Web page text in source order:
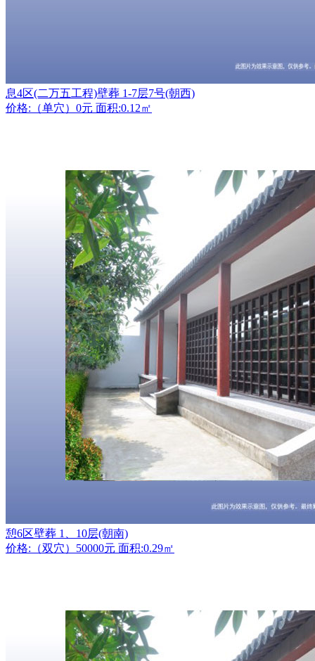
息4区(二万五工程)壁葬 1-7层7号(朝西)
价格:（单穴）0元 面积:0.12㎡
憩6区壁葬 1、10层(朝南)
价格:（双穴）50000元 面积:0.29㎡